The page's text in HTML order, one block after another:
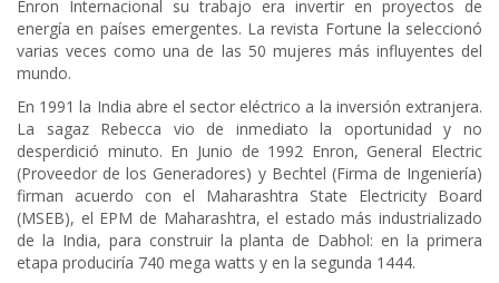
Enron Internacional su trabajo era invertir en proyectos de
energía en países emergentes. La revista Fortune la seleccionó
varias veces como una de las 50 mujeres más influyentes del
mundo.
En 1991 la India abre el sector eléctrico a la inversión extranjera.
La sagaz Rebecca vio de inmediato la oportunidad y no
desperdició minuto. En Junio de 1992 Enron, General Electric
(Proveedor de los Generadores) y Bechtel (Firma de Ingeniería)
firman acuerdo con el Maharashtra State Electricity Board
(MSEB), el EPM de Maharashtra, el estado más industrializado
de la India, para construir la planta de Dabhol: en la primera
etapa produciría 740 mega watts y en la segunda 1444.